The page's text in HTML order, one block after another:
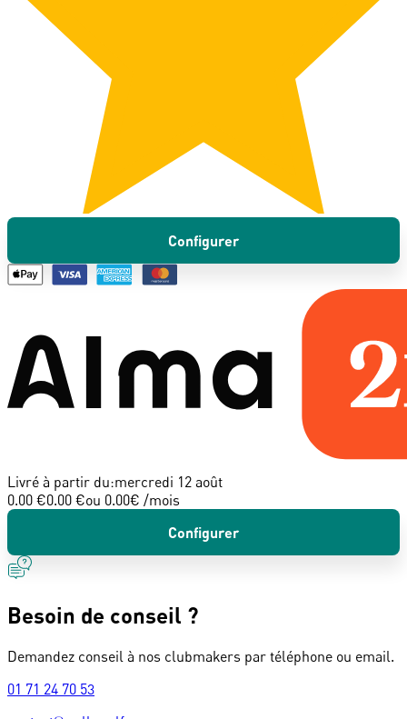
Configurer
Livré à partir du:mercredi 12 août
0.00 €0.00 €ou 0.00€ /mois
Configurer
Besoin de conseil ?
Demandez conseil à nos clubmakers par téléphone ou email.
01 71 24 70 53